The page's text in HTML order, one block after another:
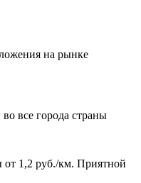
на рынке
все города страны
1,2 руб./км. Приятной